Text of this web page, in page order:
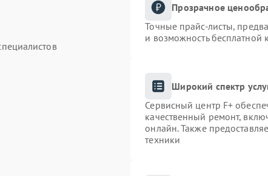
Прозрачное
Точные прайс-листы,
и возможность бесплатной
Широкий спектр
Сервисный центр F+
качественный ремонт,
онлайн. Также
техники